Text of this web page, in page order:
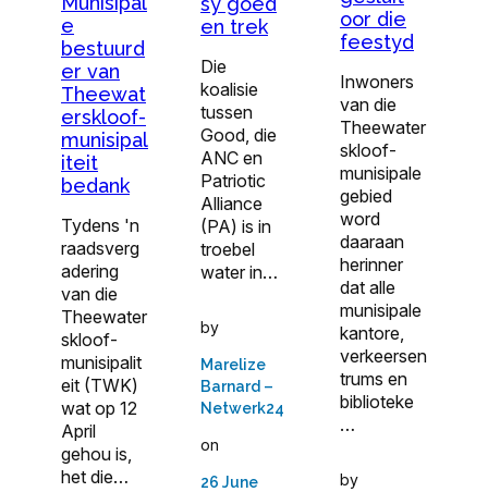
e
bestuurd
er van
Theewat
erskloof-
munisipal
iteit
bedank
Tydens 'n
raadsverg
adering
van die
Theewater
skloof-
munisipalit
eit (TWK)
wat op 12
April
gehou is,
het die…
en trek
Die
koalisie
tussen
Good, die
ANC en
Patriotic
Alliance
(PA) is in
troebel
water in…
by
Marelize
Barnard –
Netwerk24
on
26 June
oor die
feestyd
Inwoners
van die
Theewater
skloof-
munisipale
gebied
word
daaraan
herinner
dat alle
munisipale
kantore,
verkeersen
trums en
biblioteke
…
by